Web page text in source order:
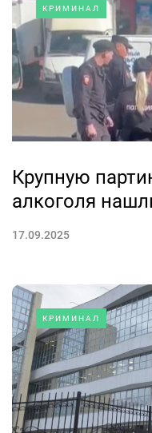
КРИМИНАЛ
Крупную
алкоголя
17.09.2025
КРИМИНАЛ